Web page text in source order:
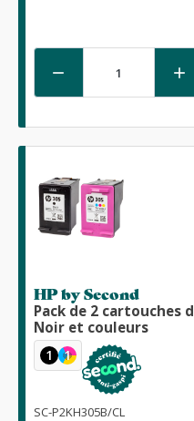
 
HP by Second
Pack de 2 cartouches
Noir et couleurs
1 1
SC-P2KH305B/CL